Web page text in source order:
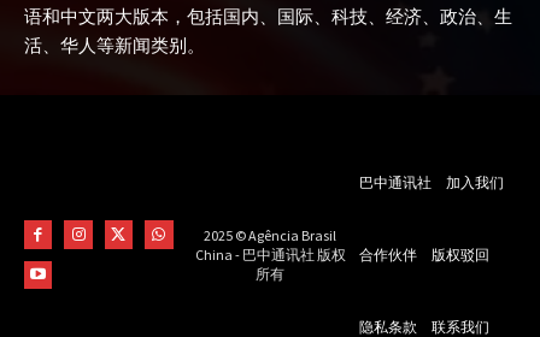
语和中文两大版本，包括国内、国际、科技、经济、政治、生
活、华人等新闻类别。
2025 © Agência Brasil
China - 巴中通讯社 版权
所有
巴中通讯社 加入我们
合作伙伴 版权驳回
隐私条款 联系我们